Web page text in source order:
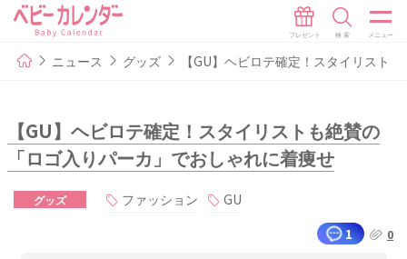
ニュース グッズ 【GU】ヘビロテ確定！スタイリスト
【GU】ヘビロテ確定！スタイリストも絶賛の
「ロゴ入りパーカ」でおしゃれに着痩せ
グッズ ファッション
GU
1
0